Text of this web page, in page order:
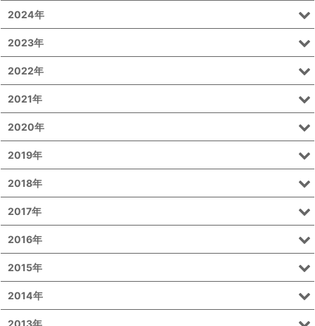
2024年
2023年
2022年
2021年
2020年
2019年
2018年
2017年
2016年
2015年
2014年
2013年